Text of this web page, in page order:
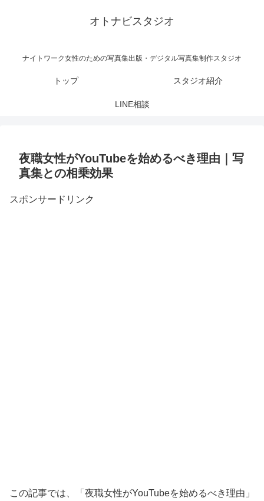
オトナビスタジオ
ナイトワーク女性のための写真集出版・デジタル写真集制作スタジオ
トップ スタジオ紹介
LINE相談
夜職女性がYouTubeを始めるべき理由｜写
真集との相乗効果
スポンサードリンク
この記事では、「夜職女性がYouTubeを始めるべき理由」